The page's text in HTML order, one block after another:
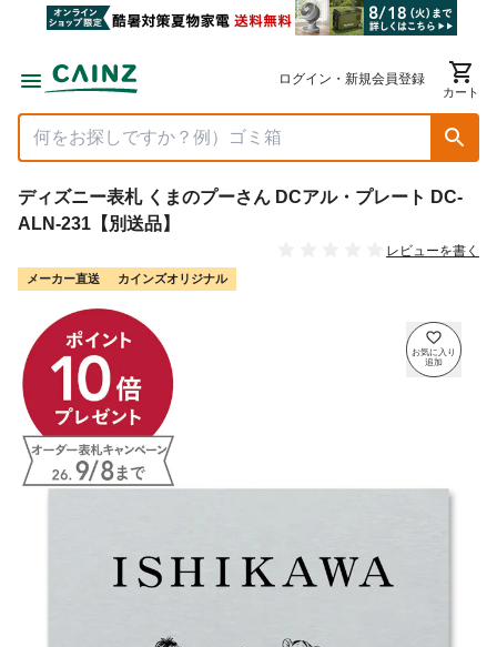
ログイン・新規会員登録
カート
ディズニー表札 くまのプーさん DCアル・プレート DC-
ALN-231【別送品】
レビューを書く
メーカー直送 カインズオリジナル